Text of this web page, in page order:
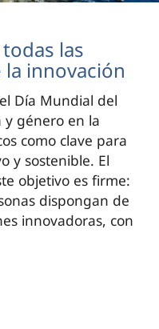
las
innovación
Día Mundial del
género en la
como clave para
y sostenible. El
objetivo es firme:
dispongan de
innovadoras, con